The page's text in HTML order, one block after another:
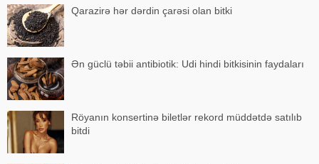
Qarazirə hər dərdin çarəsi olan bitki
Ən güclü təbii antibiotik: Udi hindi bitkisinin faydaları
Röyanın konsertinə biletlər rekord müddətdə satılıb
bitdi